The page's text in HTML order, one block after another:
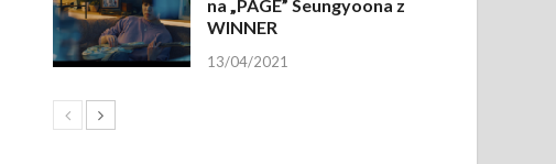
na „PAGE” Seungyoona z
WINNER
13/04/2021